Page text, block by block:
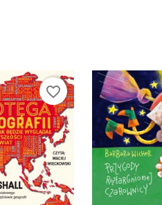
favorite_border